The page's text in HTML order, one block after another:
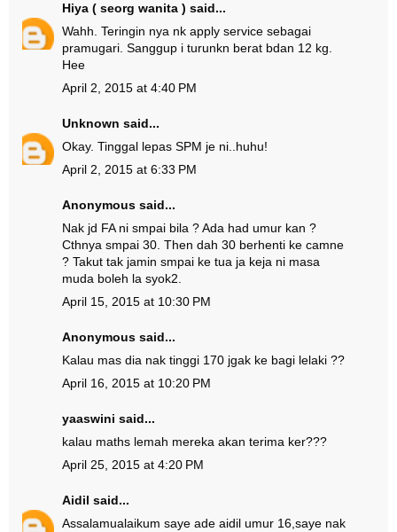
Hiya ( seorg wanita ) said...
Wahh. Teringin nya nk apply service sebagai
pramugari. Sanggup i turunkn berat bdan 12 kg.
Hee
April 2, 2015 at 4:40 PM
Unknown said...
Okay. Tinggal lepas SPM je ni..huhu!
April 2, 2015 at 6:33 PM
Anonymous said...
Nak jd FA ni smpai bila ? Ada had umur kan ?
Cthnya smpai 30. Then dah 30 berhenti ke camne
? Takut tak jamin smpai ke tua ja keja ni masa
muda boleh la syok2.
April 15, 2015 at 10:30 PM
Anonymous said...
Kalau mas dia nak tinggi 170 jgak ke bagi lelaki ??
April 16, 2015 at 10:20 PM
yaaswini said...
kalau maths lemah mereka akan terima ker???
April 25, 2015 at 4:20 PM
Aidil said...
Assalamualaikum saye ade aidil umur 16,saye nak